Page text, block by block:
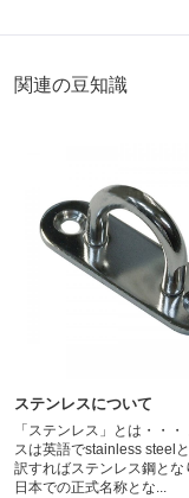
関連の豆知識
ステンレスについて
「ステンレス」とは・・・
スは英語でstainless steel
訳すればステンレス鋼とな
日本での正式名称とな...